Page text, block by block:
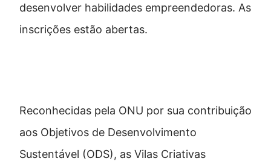
desenvolver habilidades empreendedoras. As
inscrições estão abertas.
Reconhecidas pela ONU por sua contribuição
aos Objetivos de Desenvolvimento
Sustentável (ODS), as Vilas Criativas